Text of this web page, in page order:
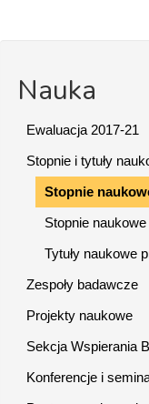
Nauka
Ewaluacja 2017-21
Stopnie i tytuły
Stopnie
Stopnie
Tytuły naukowe
Zespoły badawcze
Projekty naukowe
Sekcja Wspierania
Konferencje i